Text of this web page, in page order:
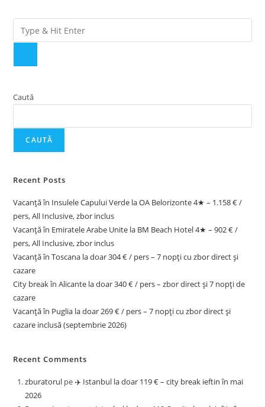
Caută
CAUTĂ
Recent Posts
Vacanță în Insulele Capului Verde la OA Belorizonte 4★ – 1.158 € /
pers, All Inclusive, zbor inclus
Vacanță în Emiratele Arabe Unite la BM Beach Hotel 4★ – 902 € /
pers, All Inclusive, zbor inclus
Vacanță în Toscana la doar 304 € / pers – 7 nopți cu zbor direct și
cazare
City break în Alicante la doar 340 € / pers – zbor direct și 7 nopți de
cazare
Vacanță în Puglia la doar 269 € / pers – 7 nopți cu zbor direct și
cazare inclusă (septembrie 2026)
Recent Comments
zburatorul pe ✈️ Istanbul la doar 119 € – city break ieftin în mai
2026